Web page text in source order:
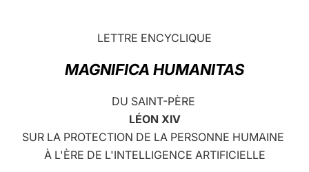
LETTRE ENCYCLIQUE
MAGNIFICA HUMANITAS
DU SAINT-PÈRE
LÉON XIV
SUR LA PROTECTION DE LA PERSONNE HUMAINE
À L'ÈRE DE L'INTELLIGENCE ARTIFICIELLE